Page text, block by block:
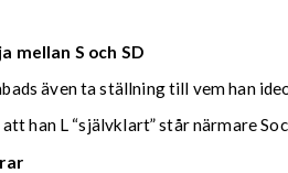
mellan S och SD
även ta ställning till vem han
han L “självklart” står närmare